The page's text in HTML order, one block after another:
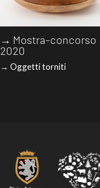
→ Mostra-concorso
2020
→ Oggetti torniti